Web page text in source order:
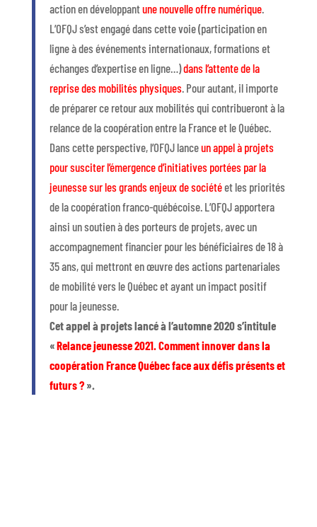
action en développantune nouvelle offre numérique.
L’OFQJ s’est engagé dans cette voie (participation en
ligne à des événements internationaux, formations et
échanges d’expertise en ligne…)dans l’attente de la
reprise des mobilités physiques. Pour autant, il importe
de préparer ce retour aux mobilités qui contribueront à la
relance de la coopération entre la France et le Québec.
Dans cette perspective, l’OFQJ lanceun appel à projets
pour susciter l’émergence d’initiatives portées par la
jeunesse sur les grands enjeux de sociétéet les priorités
de la coopération franco-québécoise. L’OFQJ apportera
ainsi un soutien à des porteurs de projets, avec un
accompagnement financier pour les bénéficiaires de 18 à
35 ans, qui mettront en œuvre des actions partenariales
de mobilité vers le Québec et ayant un impact positif
pour la jeunesse.
Cet appel à projets lancé à l’automne 2020 s’intitule
«Relance jeunesse 2021. Comment innover dans la
coopération France Québec face aux défis présents et
futurs ?».